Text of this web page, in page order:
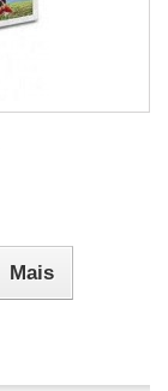
Mais